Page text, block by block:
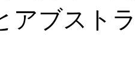
ブスト